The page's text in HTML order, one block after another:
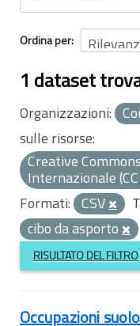
Ordina per
1 dataset
Organizzazioni:
sulle risorse:
Creative
Internazionale
Formati: CSV
cibo da asporto
RISULTATO DEL FILTRO
Occupazioni